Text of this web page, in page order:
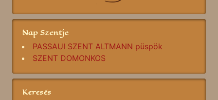
Nap Szentje
PASSAUI SZENT ALTMANN püspök
SZENT DOMONKOS
Keresés